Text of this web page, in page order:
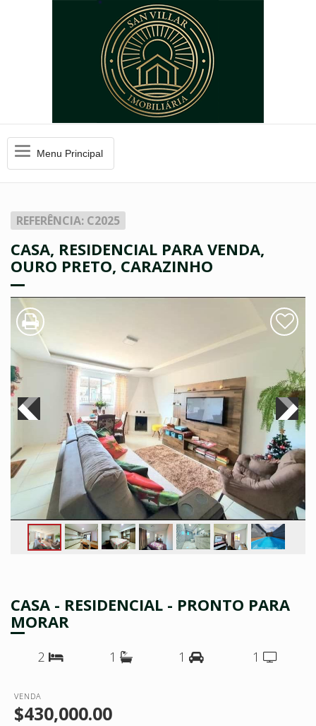
MenuMenu Principal
REFERÊNCIA: C2025
CASA, RESIDENCIAL PARA VENDA,
OURO PRETO, CARAZINHO
CASA - RESIDENCIAL - PRONTO PARA
MORAR
2 1 1 1
VENDA
$430,000.00